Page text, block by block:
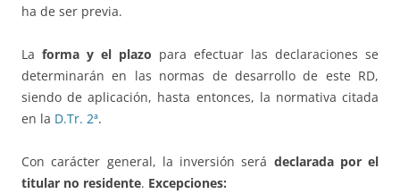
ha de ser previa.
La forma y el plazo para efectuar las declaraciones se
determinarán en las normas de desarrollo de este RD,
siendo de aplicación, hasta entonces, la normativa citada
en la D.Tr. 2ª.
Con carácter general, la inversión será declarada por el
titular no residente. Excepciones: